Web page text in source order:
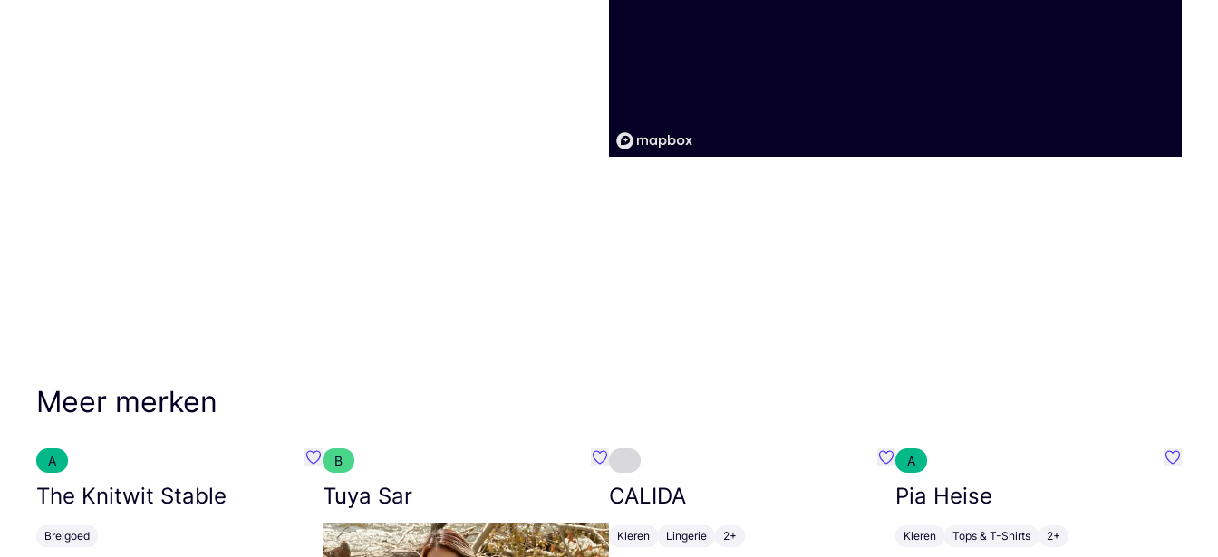
Meer merken
A
The Knitwit Stable
Breigoed
Favoriete {naam}
B
Tuya Sar
Favoriete {naam}
CALIDA
Kleren Lingerie 2+
Favoriete {naam}
A
Pia Heise
Kleren Tops & T-Shirts 2+